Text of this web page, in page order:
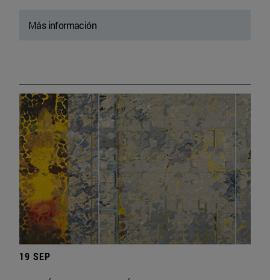
Más información
19 SEP